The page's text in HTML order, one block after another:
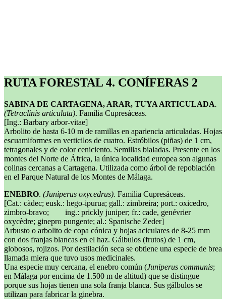
RUTA FORESTAL 4. CONÍFERAS 2
SABINA DE CARTAGENA, ARAR, TUYA ARTICULADA.
(Tetraclinis articulata). Familia Cupresáceas.
[Ing.: Barbary arbor-vitae]
Arbolito de hasta 6-10 m de ramillas en apariencia articuladas. Hojas
escuamiformes en verticilos de cuatro. Estróbilos (piñas) de 1 cm,
tetragonales y de color ceniciento. Semillas bialadas. Presente en los
montes del Norte de África, la única localidad europea son algunas
colinas cercanas a Cartagena. Utilizada como árbol de repoblación
en el Parque Natural de los Montes de Málaga.
ENEBRO. (Juniperus oxycedrus). Familia Cupresáceas.
[Cat.: càdec; eusk.: hego-ipurua; gall.: zimbreira; port.: oxicedro,
zimbro-bravo; ing.: prickly juniper; fr.: cade, genévrier
oxycèdre; ginepro pungente; al.: Spanische Zeder]
Arbusto o arbolito de copa cónica y hojas aciculares de 8-25 mm
con dos franjas blancas en el haz. Gálbulos (frutos) de 1 cm,
globosos, rojizos. Por destilación seca se obtiene una especie de brea
llamada miera que tuvo usos medicinales.
Una especie muy cercana, el enebro común (Juniperus communis;
en Málaga por encima de 1.500 m de altitud) que se distingue
porque sus hojas tienen una sola franja blanca. Sus gálbulos se
utilizan para fabricar la ginebra.